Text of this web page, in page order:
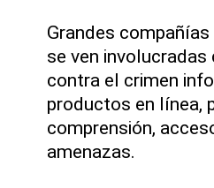
Grandes
se ven
contra el crimen
productos en línea,
comprensión,
amenazas.